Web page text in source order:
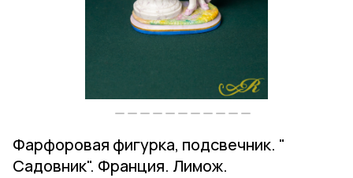
Фарфоровая фигурка, подсвечник. "
Садовник". Франция. Лимож.